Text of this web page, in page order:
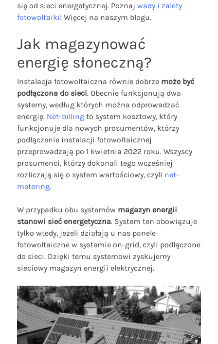
się od sieci energetycznej. Poznaj wady i zalety
fotowoltaiki! Więcej na naszym blogu.
Jak magazynować
energię słoneczną?
Instalacja fotowoltaiczna równie dobrze może być
podłączona do sieci. Obecnie funkcjonują dwa
systemy, według których można odprowadzać
energię. Net-billing to system kosztowy, który
funkcjonuje dla nowych prosumentów, którzy
podłączenie instalacji fotowoltaicznej
przeprowadzają po 1 kwietnia 2022 roku. Wszyscy
prosumenci, którzy dokonali tego wcześniej
rozliczają się o system wartościowy, czyli net-
metering.
W przypadku obu systemów magazyn energii
stanowi sieć energetyczna. System ten obowiązuje
tylko wtedy, jeżeli działają u nas panele
fotowoltaiczne w systemie on-grid, czyli podłączone
do sieci. Dzięki temu systemowi zyskujemy
sieciowy magazyn energii elektrycznej.